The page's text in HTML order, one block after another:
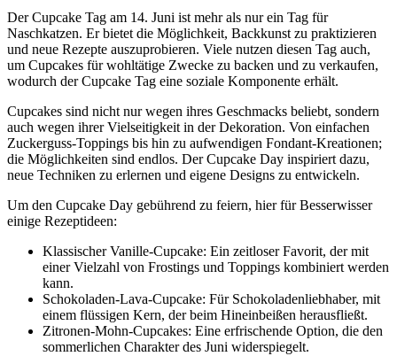
Der Cupcake Tag am 14. Juni ist mehr als nur ein Tag für
Naschkatzen. Er bietet die Möglichkeit, Backkunst zu praktizieren
und neue Rezepte auszuprobieren. Viele nutzen diesen Tag auch,
um Cupcakes für wohltätige Zwecke zu backen und zu verkaufen,
wodurch der Cupcake Tag eine soziale Komponente erhält.
Cupcakes sind nicht nur wegen ihres Geschmacks beliebt, sondern
auch wegen ihrer Vielseitigkeit in der Dekoration. Von einfachen
Zuckerguss-Toppings bis hin zu aufwendigen Fondant-Kreationen;
die Möglichkeiten sind endlos. Der Cupcake Day inspiriert dazu,
neue Techniken zu erlernen und eigene Designs zu entwickeln.
Um den Cupcake Day gebührend zu feiern, hier für Besserwisser
einige Rezeptideen:
Klassischer Vanille-Cupcake: Ein zeitloser Favorit, der mit
einer Vielzahl von Frostings und Toppings kombiniert werden
kann.
Schokoladen-Lava-Cupcake: Für Schokoladenliebhaber, mit
einem flüssigen Kern, der beim Hineinbeißen herausfließt.
Zitronen-Mohn-Cupcakes: Eine erfrischende Option, die den
sommerlichen Charakter des Juni widerspiegelt.